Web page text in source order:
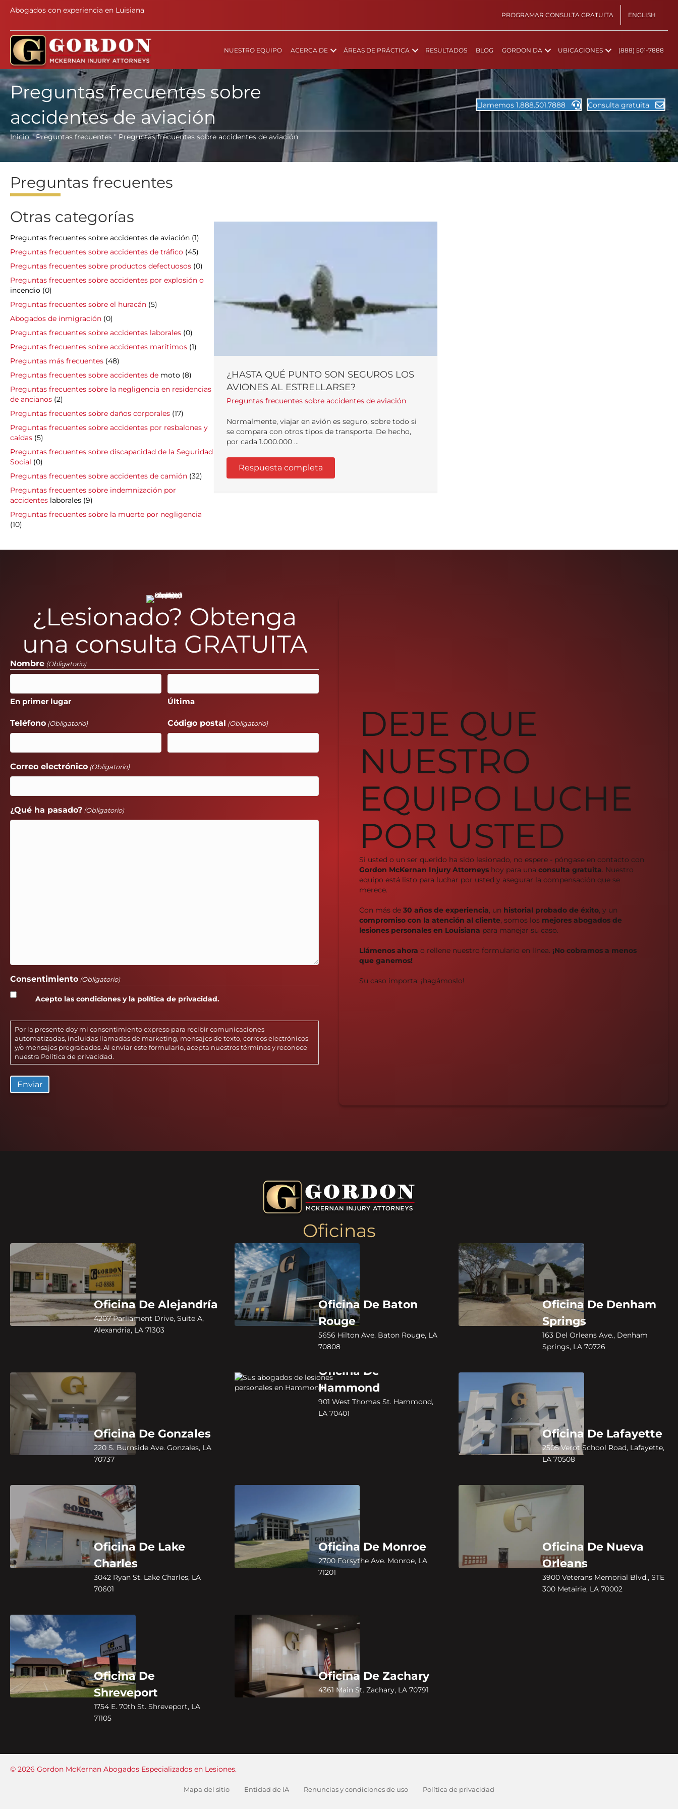
Abogados con experiencia en Luisiana
PROGRAMAR CONSULTA GRATUITA ENGLISH
NUESTRO EQUIPO ACERCA DE ÁREAS DE PRÁCTICA RESULTADOS BLOG GORDON DA UBICACIONES (888) 501-7888
Preguntas frecuentes sobre
accidentes de aviación
Llamemos 1.888.501.7888 Consulta gratuita
Inicio"Preguntas frecuentes " Preguntas frecuentes sobre accidentes de aviación
Preguntas frecuentes
Otras categorías
Preguntas frecuentes sobre accidentes de aviación (1)
Preguntas frecuentes sobre accidentes de tráfico (45)
Preguntas frecuentes sobre productos defectuosos (0)
Preguntas frecuentes sobre accidentes por explosión o
incendio (0)
Preguntas frecuentes sobre el huracán (5)
Abogados de inmigración (0)
Preguntas frecuentes sobre accidentes laborales (0)
Preguntas frecuentes sobre accidentes marítimos (1)
Preguntas más frecuentes (48)
Preguntas frecuentes sobre accidentes de moto (8)
Preguntas frecuentes sobre la negligencia en residencias
de ancianos (2)
Preguntas frecuentes sobre daños corporales (17)
Preguntas frecuentes sobre accidentes por resbalones y
caídas (5)
Preguntas frecuentes sobre discapacidad de la Seguridad
Social (0)
Preguntas frecuentes sobre accidentes de camión (32)
Preguntas frecuentes sobre indemnización por
accidentes laborales (9)
Preguntas frecuentes sobre la muerte por negligencia
(10)
¿HASTA QUÉ PUNTO SON SEGUROS LOS
AVIONES AL ESTRELLARSE?
Preguntas frecuentes sobre accidentes de aviación
Normalmente, viajar en avión es seguro, sobre todo si
se compara con otros tipos de transporte. De hecho,
por cada 1.000.000 ...
Respuesta completa
¿Lesionado? Obtenga
una consulta GRATUITA
Nombre (Obligatorio)
En primer lugar Última
Teléfono (Obligatorio) Código postal (Obligatorio)
Correo electrónico (Obligatorio)
¿Qué ha pasado? (Obligatorio)
Consentimiento (Obligatorio)
Acepto las condiciones y la política de privacidad.
Por la presente doy mi consentimiento expreso para recibir comunicaciones
automatizadas, incluidas llamadas de marketing, mensajes de texto, correos electrónicos
y/o mensajes pregrabados. Al enviar este formulario, acepta nuestros términos y reconoce
nuestra Política de privacidad.
DEJE QUE
NUESTRO
EQUIPO LUCHE
POR USTED
Si usted o un ser querido ha sido lesionado, no espere - póngase en contacto con
Gordon McKernan Injury Attorneys hoy para una consulta gratuita. Nuestro
equipo está listo para luchar por usted y asegurar la compensación que se
merece.
Con más de 30 años de experiencia, un historial probado de éxito, y un
compromiso con la atención al cliente, somos los mejores abogados de
lesiones personales en Louisiana para manejar su caso.
Llámenos ahora o rellene nuestro formulario en línea. ¡No cobramos a menos
que ganemos!
Su caso importa: ¡hagámoslo!
Oficinas
Oficina De Alejandría
4207 Parliament Drive, Suite A,
Alexandria, LA 71303
Oficina De Baton
Rouge
5656 Hilton Ave. Baton Rouge, LA
70808
Oficina De Denham
Springs
163 Del Orleans Ave., Denham
Springs, LA 70726
Oficina De Gonzales
220 S. Burnside Ave. Gonzales, LA
70737
Oficina De
Hammond
901 West Thomas St. Hammond,
LA 70401
Oficina De Lafayette
2505 Verot School Road, Lafayette,
LA 70508
Oficina De Lake
Charles
3042 Ryan St. Lake Charles, LA
70601
Oficina De Monroe
2700 Forsythe Ave. Monroe, LA
71201
Oficina De Nueva
Orleans
3900 Veterans Memorial Blvd., STE
300 Metairie, LA 70002
Oficina De
Shreveport
1754 E. 70th St. Shreveport, LA
71105
Oficina De Zachary
4361 Main St. Zachary, LA 70791
© 2026 Gordon McKernan Abogados Especializados en Lesiones.
Mapa del sitio Entidad de IA Renuncias y condiciones de uso Política de privacidad